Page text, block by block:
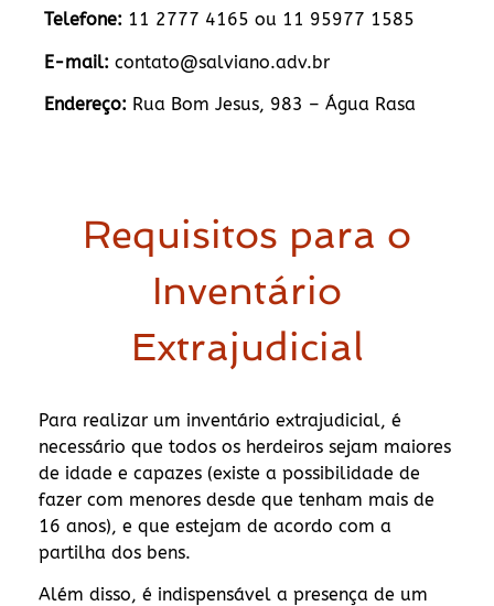
Telefone: 11 2777 4165 ou 11 95977 1585
E-mail: contato@salviano.adv.br
Endereço: Rua Bom Jesus, 983 – Água Rasa
Requisitos para o
Inventário
Extrajudicial
Para realizar um inventário extrajudicial, é
necessário que todos os herdeiros sejam maiores
de idade e capazes (existe a possibilidade de
fazer com menores desde que tenham mais de
16 anos), e que estejam de acordo com a
partilha dos bens.
Além disso, é indispensável a presença de um